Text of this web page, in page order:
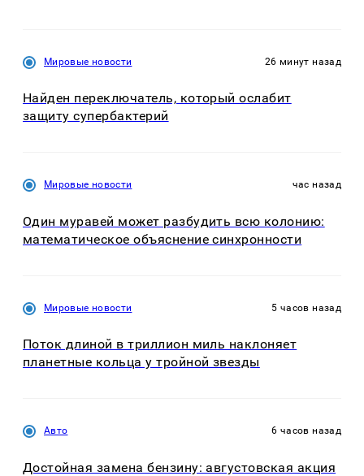
Мировые новости 26 минут назад
Найден переключатель, который ослабит
защиту супербактерий
Мировые новости час назад
Один муравей может разбудить всю колонию:
математическое объяснение синхронности
Мировые новости 5 часов назад
Поток длиной в триллион миль наклоняет
планетные кольца у тройной звезды
Авто 6 часов назад
Достойная замена бензину: августовская акция